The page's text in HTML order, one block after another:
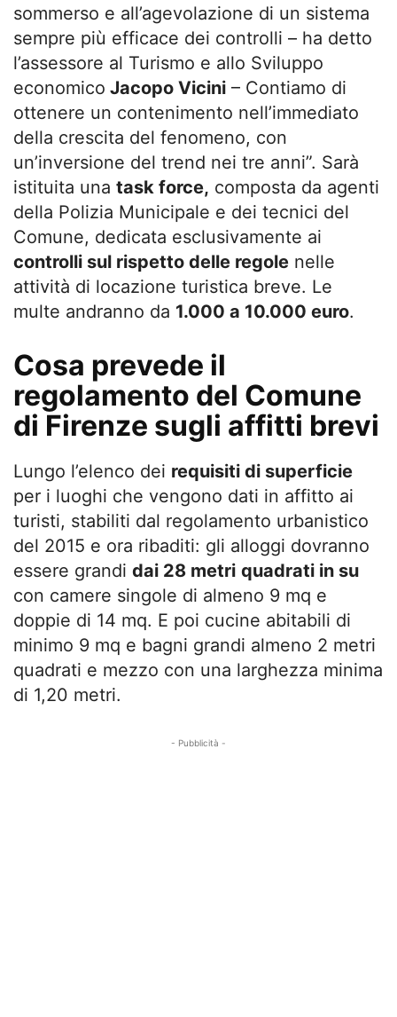
sommerso e all’agevolazione di un sistema
sempre più efficace dei controlli – ha detto
l’assessore al Turismo e allo Sviluppo
economico Jacopo Vicini – Contiamo di
ottenere un contenimento nell’immediato
della crescita del fenomeno, con
un’inversione del trend nei tre anni”. Sarà
istituita una task force, composta da agenti
della Polizia Municipale e dei tecnici del
Comune, dedicata esclusivamente ai
controlli sul rispetto delle regole nelle
attività di locazione turistica breve. Le
multe andranno da 1.000 a 10.000 euro.
Cosa prevede il
regolamento del Comune
di Firenze sugli affitti brevi
Lungo l’elenco dei requisiti di superficie
per i luoghi che vengono dati in affitto ai
turisti, stabiliti dal regolamento urbanistico
del 2015 e ora ribaditi: gli alloggi dovranno
essere grandi dai 28 metri quadrati in su
con camere singole di almeno 9 mq e
doppie di 14 mq. E poi cucine abitabili di
minimo 9 mq e bagni grandi almeno 2 metri
quadrati e mezzo con una larghezza minima
di 1,20 metri.
- Pubblicità -